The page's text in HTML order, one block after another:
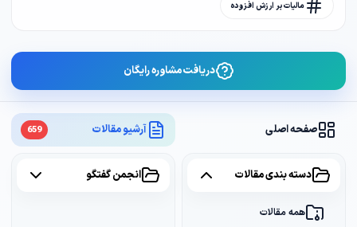
صفحه اصلی آرشیو مقالات 659
دسته بندی مقالات
همه مقالات
انجمن گفتگو
مالیات بر ارزش افزوده
دریافت مشاوره رایگان